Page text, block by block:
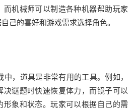
而机械师可以制造各种机器帮助玩家
己的喜好和游戏需求选择角色。
，道具是非常有用的工具。例如，
决谜题时快速恢复体力，而镜子可以
形象和状态。玩家可以根据自己的需